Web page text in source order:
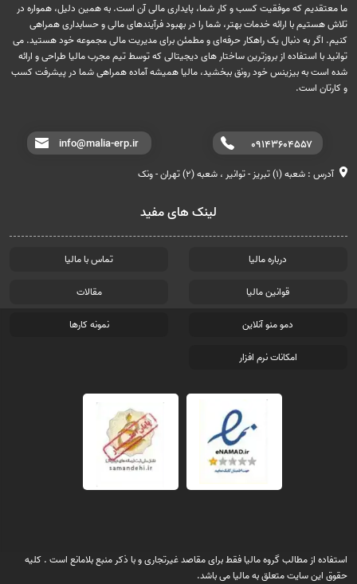
ما معتقدیم که موفقیت کسب و کار شما، پایداری مالی آن است. به همین دلیل، همواره در
تلاش هستیم با ارائه خدمات بهتر، شما را در بهبود فرآیندهای مالی و حسابداری همراهی
کنیم. اگر به دنبال یک راهکار حرفه‌ای و مطمئن برای مدیریت مالی مجموعه خود هستید. می
توانید با استفاده از بروزترین ساختار های دیجیتالی که توسط تیم مجرب مالیا طراحی و ارائه
شده است به بیزینس خود رونق ببخشید، مالیا همیشه آماده همراهی شما در پیشرفت کسب
و کارتان است.
۰۹۱۴۳۶۰۴۵۵۷ info@malia-erp.ir
آدرس : شعبه (۱) تبریز - توانیر ، شعبه (۲) تهران - ونک
لینک های مفید
درباره مالیا تماس با مالیا
قوانین مالیا مقالات
دمو منو آنلاین نمونه کارها
امکانات نرم افزار
استفاده از مطالب گروه مالیا فقط برای مقاصد غیرتجاری و با ذکر منبع بلامانع است . کلیه
حقوق این سایت متعلق به مالیا می باشد.